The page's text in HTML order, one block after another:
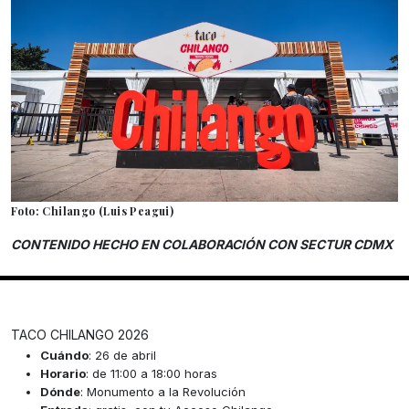
Foto: Chilango (Luis Peagui)
CONTENIDO HECHO EN COLABORACIÓN CON SECTUR CDMX
TACO CHILANGO 2026
Cuándo: 26 de abril
Horario: de 11:00 a 18:00 horas
Dónde: Monumento a la Revolución